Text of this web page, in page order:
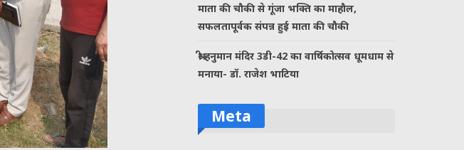
माता की चौकी से गूंजा भक्ति का माहौल,
सफलतापूर्वक संपन्न हुई माता की चौकी
श्री हनुमान मंदिर 3डी-42 का वार्षिकोत्सव धूमधाम से
मनाया- डॉ. राजेश भाटिया
Meta